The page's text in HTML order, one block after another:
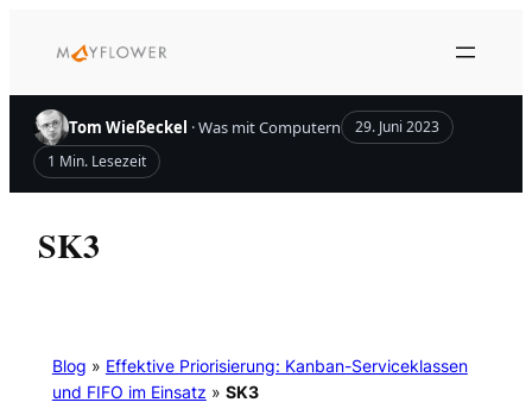
Inhalt
Tom Wießeckel · Was mit Computern
29. Juni 2023
1 Min. Lesezeit
SK3
Blog » Effektive Priorisierung: Kanban-Serviceklassen
und FIFO im Einsatz » SK3